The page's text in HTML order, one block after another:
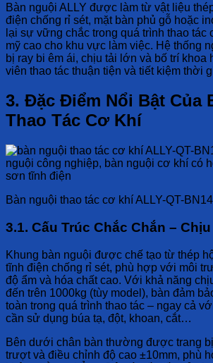
Bàn nguội ALLY được làm từ vật liệu
điện chống rỉ sét, mặt bàn phủ gỗ hoặc
lại sự vững chắc trong quá trình thao tác
mỹ cao cho khu vực làm việc. Hệ thống
bị ray bi êm ái, chịu tải lớn và bố trí khoa
viên thao tác thuận tiện và tiết kiệm thời
3. Đặc Điểm Nổi Bật Của
Thao Tác Cơ Khí
Bàn nguội thao tác cơ khí ALLY-QT-BN14
3.1. Cấu Trúc Chắc Chắn –
Khung bàn nguội được chế tạo từ thép
tĩnh điện chống rỉ sét, phù hợp với môi
độ ẩm và hóa chất cao. Với khả năng
đến trên 1000kg (tùy model), bàn đảm
toàn trong quá trình thao tác – ngay cả
cần sử dụng búa tạ, đột, khoan, cắt…
Bên dưới chân bàn thường được trang
trượt và điều chỉnh độ cao ±10mm, phù